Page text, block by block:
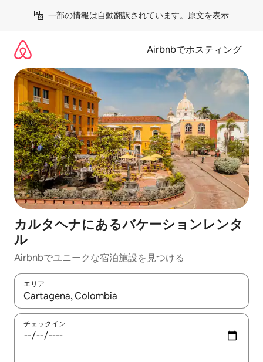
一部の情報は自動翻訳されています。 原文を表示
Airbnbでホスティング
カルタヘナにあるバケーションレンタ
ル
Airbnbでユニークな宿泊施設を見つける
エリア
検索結果が表示されたら、上下の矢印キーを使って移動するか
チェックイン